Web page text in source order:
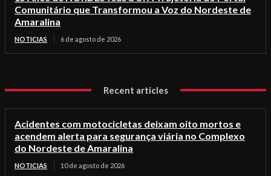
Comunitário que Transformou a Voz do Nordeste de
Amaralina
NOTICIAS 6 de agosto de 2026
Recent articles
Acidentes com motocicletas deixam oito mortos e
acendem alerta para segurança viária no Complexo
do Nordeste de Amaralina
NOTICIAS 10 de agosto de 2026